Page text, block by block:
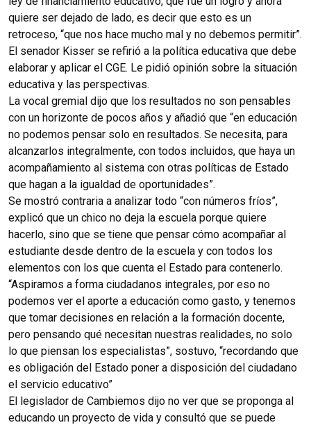
quiere ser dejado de lado, es decir que esto es un
retroceso, “que nos hace mucho mal y no debemos permitir”.
El senador Kisser se refirió a la política educativa que debe
elaborar y aplicar el CGE. Le pidió opinión sobre la situación
educativa y las perspectivas.
La vocal gremial dijo que los resultados no son pensables
con un horizonte de pocos años y añadió que “en educación
no podemos pensar solo en resultados. Se necesita, para
alcanzarlos integralmente, con todos incluidos, que haya un
acompañamiento al sistema con otras políticas de Estado
que hagan a la igualdad de oportunidades”.
Se mostró contraria a analizar todo “con números fríos”,
explicó que un chico no deja la escuela porque quiere
hacerlo, sino que se tiene que pensar cómo acompañar al
estudiante desde dentro de la escuela y con todos los
elementos con los que cuenta el Estado para contenerlo.
“Aspiramos a forma ciudadanos integrales, por eso no
podemos ver el aporte a educación como gasto, y tenemos
que tomar decisiones en relación a la formación docente,
pero pensando qué necesitan nuestras realidades, no solo
lo que piensan los especialistas”, sostuvo, “recordando que
es obligación del Estado poner a disposición del ciudadano
el servicio educativo”
El legislador de Cambiemos dijo no ver que se proponga al
educando un proyecto de vida y consultó que se puede